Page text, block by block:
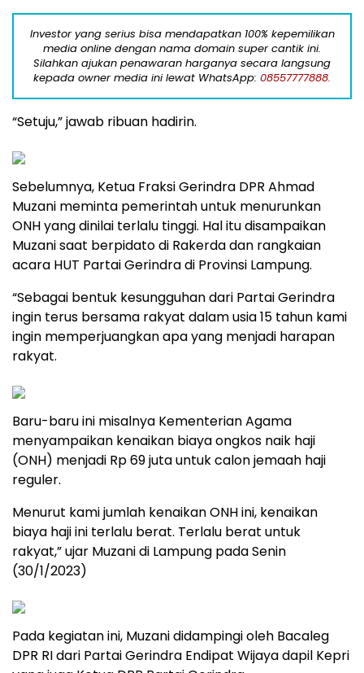
Investor yang serius bisa mendapatkan 100% kepemilikan
media online dengan nama domain super cantik ini.
Silahkan ajukan penawaran harganya secara langsung
kepada owner media ini lewat WhatsApp: 08557777888.
“Setuju,” jawab ribuan hadirin.
Sebelumnya, Ketua Fraksi Gerindra DPR Ahmad
Muzani meminta pemerintah untuk menurunkan
ONH yang dinilai terlalu tinggi. Hal itu disampaikan
Muzani saat berpidato di Rakerda dan rangkaian
acara HUT Partai Gerindra di Provinsi Lampung.
“Sebagai bentuk kesungguhan dari Partai Gerindra
ingin terus bersama rakyat dalam usia 15 tahun kami
ingin memperjuangkan apa yang menjadi harapan
rakyat.
Baru-baru ini misalnya Kementerian Agama
menyampaikan kenaikan biaya ongkos naik haji
(ONH) menjadi Rp 69 juta untuk calon jemaah haji
reguler.
Menurut kami jumlah kenaikan ONH ini, kenaikan
biaya haji ini terlalu berat. Terlalu berat untuk
rakyat,” ujar Muzani di Lampung pada Senin
(30/1/2023)
Pada kegiatan ini, Muzani didampingi oleh Bacaleg
DPR RI dari Partai Gerindra Endipat Wijaya dapil Kepri